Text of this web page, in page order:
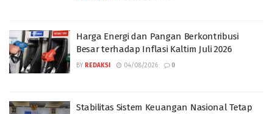
Harga Energi dan Pangan Berkontribusi
Besar terhadap Inflasi Kaltim Juli 2026
BY REDAKSI 04/08/2026 0
Stabilitas Sistem Keuangan Nasional Tetap